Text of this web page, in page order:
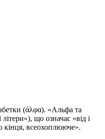
(άλφα). «Альфа та
що означає «від і
кінця, всеохоплююче».